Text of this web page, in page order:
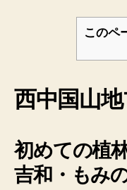
このペ
西中国山
初めての植
吉和・もみ